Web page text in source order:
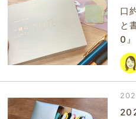
口
と
0』